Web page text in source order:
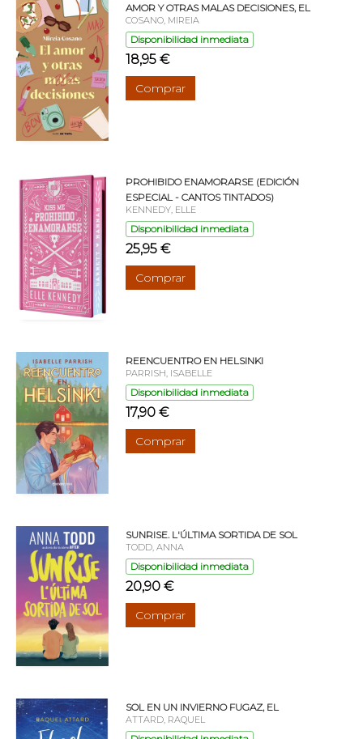
AMOR Y OTRAS MALAS DECISIONES, EL
COSANO, MIREIA
Disponibilidad inmediata
18,95 €
Comprar
PROHIBIDO ENAMORARSE (EDICIÓN
ESPECIAL - CANTOS TINTADOS)
KENNEDY, ELLE
Disponibilidad inmediata
25,95 €
Comprar
REENCUENTRO EN HELSINKI
PARRISH, ISABELLE
Disponibilidad inmediata
17,90 €
Comprar
SUNRISE. L'ÚLTIMA SORTIDA DE SOL
TODD, ANNA
Disponibilidad inmediata
20,90 €
Comprar
SOL EN UN INVIERNO FUGAZ, EL
ATTARD, RAQUEL